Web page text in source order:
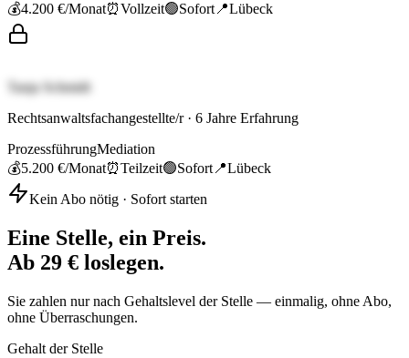
💰4.200 €/Monat⏰Vollzeit🟢Sofort 📍Lübeck
Tanja Schmidt
Rechtsanwaltsfachangestellte/r· 6 Jahre Erfahrung
ProzessführungMediation
💰5.200 €/Monat⏰Teilzeit🟢Sofort 📍Lübeck
Kein Abo nötig · Sofort starten
Eine Stelle, ein Preis.
Ab 29 € loslegen.
Sie zahlen nur nach Gehaltslevel der Stelle — einmalig, ohne Abo,
ohne Überraschungen.
Gehalt der Stelle